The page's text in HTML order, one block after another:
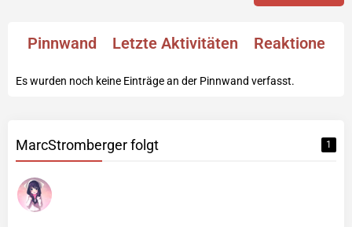
Pinnwand Letzte Aktivitäten Reaktionen
Es wurden noch keine Einträge an der Pinnwand verfasst.
MarcStromberger folgt 1